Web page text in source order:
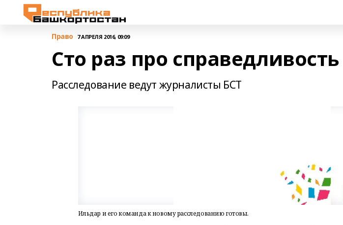
Право 7 АПРЕЛЯ 2016, 09:09
Сто раз про справедливость
Расследование ведут журналисты БСТ
Ильдар и его команда к новому расследованию готовы.